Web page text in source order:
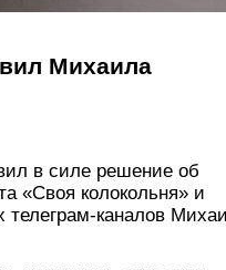
Михаила
в силе решение об
«Своя колокольня» и
телеграм-каналов